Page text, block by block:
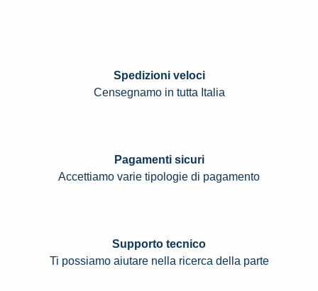
Spedizioni veloci
Censegnamo in tutta Italia
Pagamenti sicuri
Accettiamo varie tipologie di pagamento
Supporto tecnico
Ti possiamo aiutare nella ricerca della parte